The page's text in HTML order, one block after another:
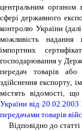
центральним органом
сфері державного
контролю України
можливість надання
імпортних
господарювання у
передач товарів
здійснення експорту,
містять відомості,
України від
передачами товарів
Відповідно до статті